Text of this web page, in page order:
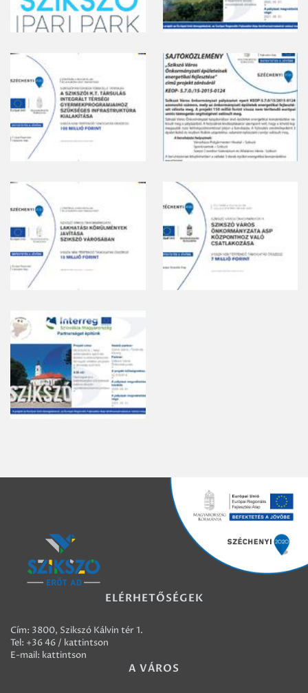
ELÉRHETŐSÉGEK
Cím: 3800, Szikszó Kálvin tér 1.
Tel: +36 46 / kattintson
E-mail: kattintson
A VÁROS